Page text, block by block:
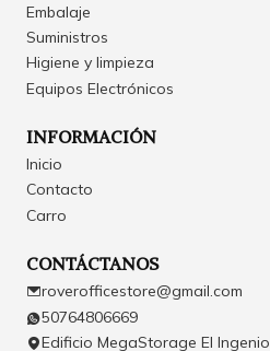
Embalaje
Suministros
Higiene y limpieza
Equipos Electrónicos
INFORMACIÓN
Inicio
Contacto
Carro
CONTÁCTANOS
roverofficestore@gmail.com
50764806669
Edificio MegaStorage El Ingenio